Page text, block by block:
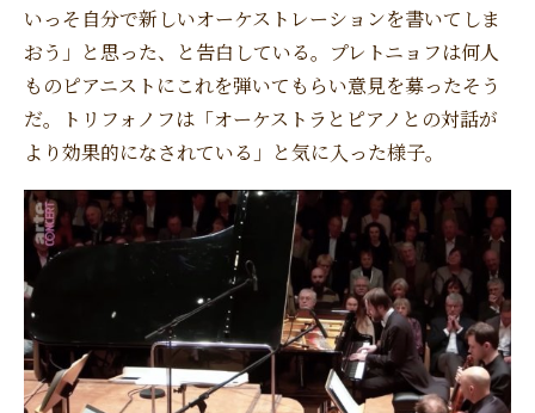
いっそ自分で新しいオーケストレーションを書いてしま
おう」と思った、と告白している。プレトニョフは何人
ものピアニストにこれを弾いてもらい意見を募ったそう
だ。トリフォノフは「オーケストラとピアノとの対話が
より効果的になされている」と気に入った様子。